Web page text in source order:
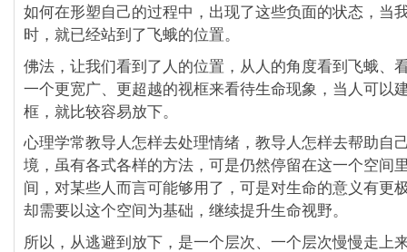
如何在形塑自己的过程中，出现了这些负面的状态，当
时，就已经站到了飞蛾的位置。
佛法，让我们看到了人的位置，从人的角度看到飞蛾、
一个更宽广、更超越的视框来看待生命现象，当人可以
框，就比较容易放下。
心理学常教导人怎样去处理情绪，教导人怎样去帮助自
境，虽有各式各样的方法，可是仍然停留在这一个空间
间，对某些人而言可能够用了，可是对生命的意义有更
却需要以这个空间为基础，继续提升生命视野。
所以，从逃避到放下，是一个层次、一个层次慢慢走上